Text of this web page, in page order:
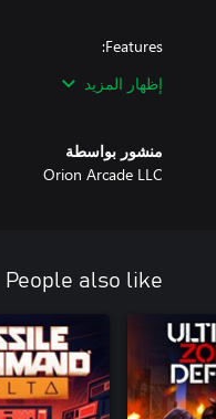
https://orionarcade.com
إظهار المزيد
منشور بواسطة
Orion Arcade LLC
People also like